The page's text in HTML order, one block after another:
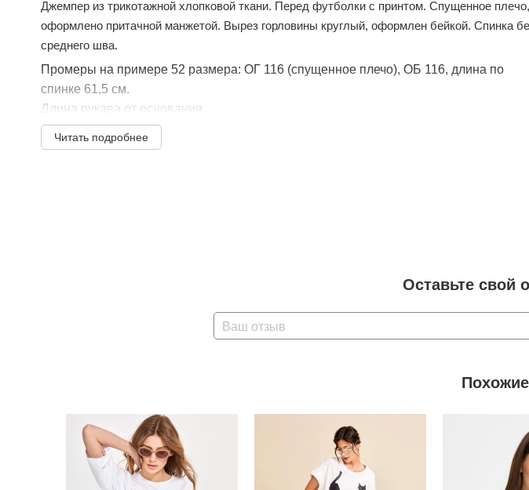
Джемпер из трикотажной хлопковой ткани. Перед футболки с принтом. Спущенное плечо,
оформлено притачной манжетой. Вырез горловины круглый, оформлен бейкой. Спинка
среднего шва.
Промеры на примере 52 размера: ОГ 116 (спущенное плечо), ОБ 116, длина по
спинке 61,5 см.
Длина рукава от основания ...
Читать подробнее
Оставьте свой
Ваш отзыв